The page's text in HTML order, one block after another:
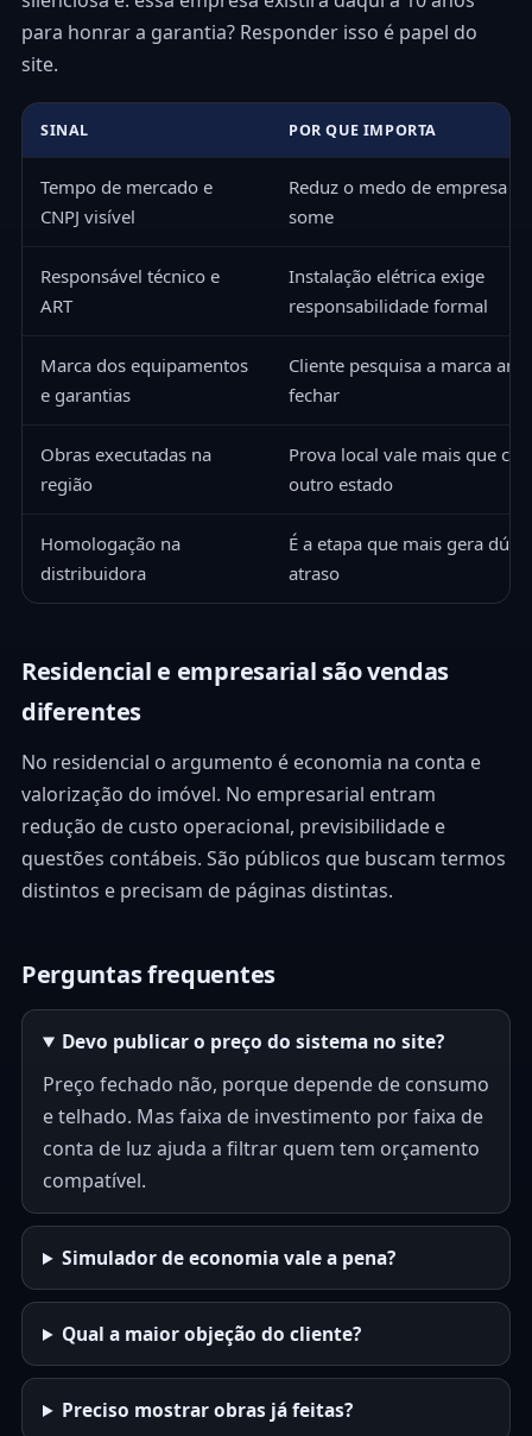
para honrar a garantia? Responder isso é papel do
site.
SINAL POR QUE IMPORTA
Tempo de mercado e
CNPJ visível
Reduz o medo de empresa
some
Responsável técnico e
ART
Instalação elétrica exige
responsabilidade formal
Marca dos equipamentos
e garantias
Cliente pesquisa a marca
fechar
Obras executadas na
região
Prova local vale mais que
outro estado
Homologação na
distribuidora
É a etapa que mais gera
atraso
Residencial e empresarial são vendas
diferentes
No residencial o argumento é economia na conta e
valorização do imóvel. No empresarial entram
redução de custo operacional, previsibilidade e
questões contábeis. São públicos que buscam termos
distintos e precisam de páginas distintas.
Perguntas frequentes
Devo publicar o preço do sistema no site?
Preço fechado não, porque depende de consumo
e telhado. Mas faixa de investimento por faixa de
conta de luz ajuda a filtrar quem tem orçamento
compatível.
Simulador de economia vale a pena?
Qual a maior objeção do cliente?
Preciso mostrar obras já feitas?